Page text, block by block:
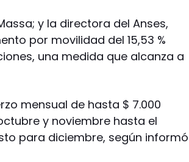
y la directora del Anses,
por movilidad del 15,53 %
una medida que alcanza a
mensual de hasta $ 7.000
y noviembre hasta el
para diciembre, según informó